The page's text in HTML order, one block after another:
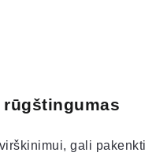
gali pakenkti